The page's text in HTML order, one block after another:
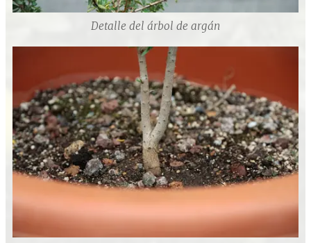
Detalle del árbol de argán